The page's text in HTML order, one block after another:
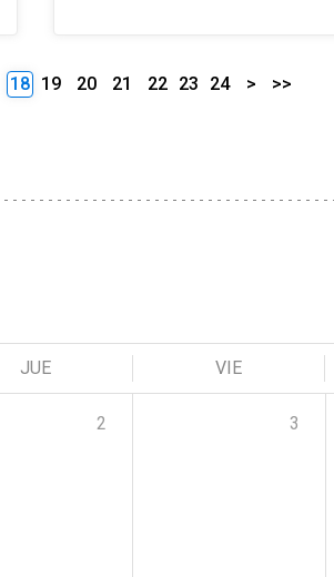
18 19 20 21 22 23 24 > >>
JUE VIE
2 3